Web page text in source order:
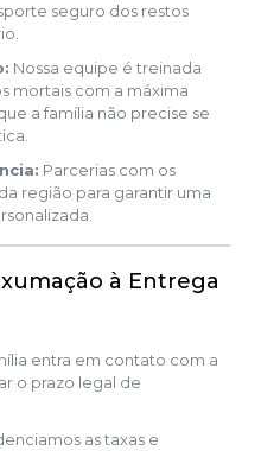
seguro dos restos
Nossa equipe é treinada
mortais com a máxima
a família não precise se
Parcerias com os
região para garantir uma
à Entrega
entra em contato com a
o prazo legal de
as taxas e